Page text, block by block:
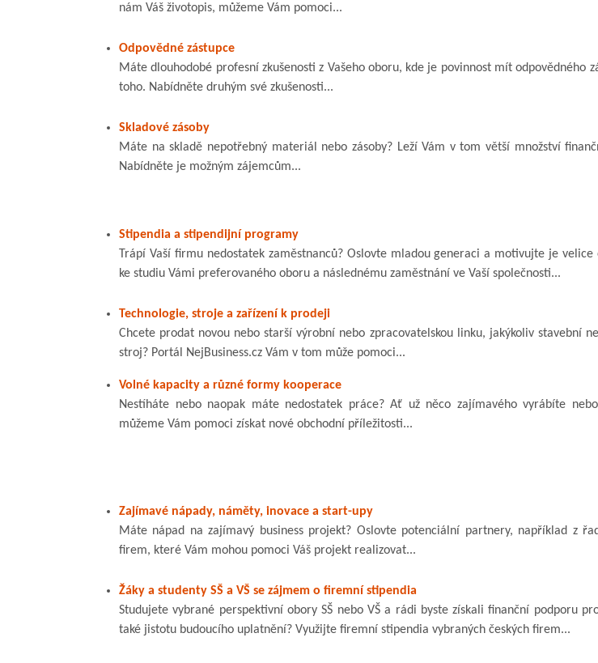
nám Váš životopis, můžeme Vám pomoci...
Odpovědné zástupce
Máte dlouhodobé profesní zkušenosti z Vašeho oboru, kde je povinnost mít odpovědného
toho. Nabídněte druhým své zkušenosti...
Skladové zásoby
Máte na skladě nepotřebný materiál nebo zásoby? Leží Vám v tom větší množství
Nabídněte je možným zájemcům...
Stipendia a stipendijní programy
Trápí Vaší firmu nedostatek zaměstnanců? Oslovte mladou generaci a motivujte je
ke studiu Vámi preferovaného oboru a následnému zaměstnání ve Vaší společnosti...
Technologie, stroje a zařízení k prodeji
Chcete prodat novou nebo starší výrobní nebo zpracovatelskou linku, jakýkoliv stavební
stroj? Portál NejBusiness.cz Vám v tom může pomoci...
Volné kapacity a různé formy kooperace
Nestíháte nebo naopak máte nedostatek práce? Ať už něco zajímavého vyrábíte
můžeme Vám pomoci získat nové obchodní příležitosti...
Zajímavé nápady, náměty, inovace a start-upy
Máte nápad na zajímavý business projekt? Oslovte potenciální partnery, například z
firem, které Vám mohou pomoci Váš projekt realizovat...
Žáky a studenty SŠ a VŠ se zájmem o firemní stipendia
Studujete vybrané perspektivní obory SŠ nebo VŠ a rádi byste získali finanční podporu
také jistotu budoucího uplatnění? Využijte firemní stipendia vybraných českých firem...